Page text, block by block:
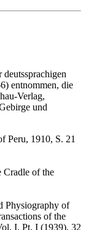
deutssprachigen
entnommen, die
Verlag,
und
Peru, 1910, S. 21
Cradle of the
Physiography of
of the
I. Pt. I (1939), 32